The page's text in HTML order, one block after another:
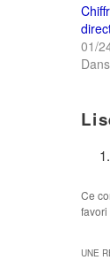
01/
Ce
favori
UNE